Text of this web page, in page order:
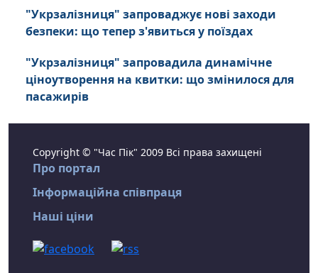
"Укрзалізниця" запроваджує нові заходи
безпеки: що тепер з'явиться у поїздах
"Укрзалізниця" запровадила динамічне
ціноутворення на квитки: що змінилося для
пасажирів
Copyright © "Час Пік" 2009 Всі права захищені
Про портал
Інформаційна співпраця
Наші ціни